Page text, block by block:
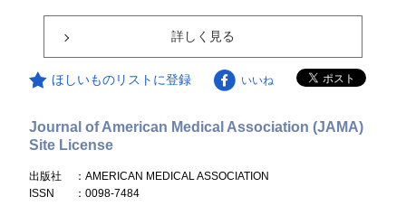
詳しく見る
ほしいものリストに登録 いいね
Journal of American Medical Association (JAMA)
Site License
出版社
：AMERICAN MEDICAL ASSOCIATION
ISSN
：0098-7484